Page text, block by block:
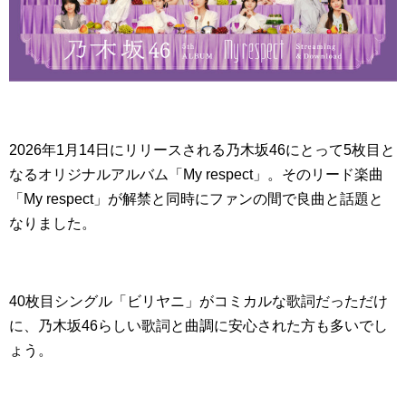
2026年1月14日にリリースされる乃木坂46にとって5枚目と
なるオリジナルアルバム「My respect」。そのリード楽曲
「My respect」が解禁と同時にファンの間で良曲と話題と
なりました。
40枚目シングル「ビリヤニ」がコミカルな歌詞だっただけ
に、乃木坂46らしい歌詞と曲調に安心された方も多いでし
ょう。